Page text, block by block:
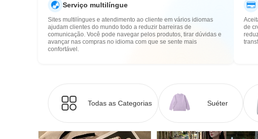
Serviço multilíngue
Sites multilíngues e atendimento ao cliente em vários idiomas
ajudam clientes do mundo todo a reduzir barreiras de
comunicação. Você pode navegar pelos produtos, tirar dúvidas e
avançar nas compras no idioma com que se sente mais
confortável.
de
Todas as Categorias Suéter